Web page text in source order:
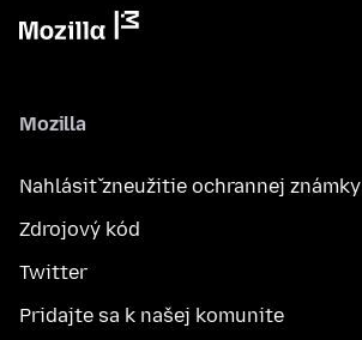
Mozilla
Nahlásiť zneužitie ochrannej známky
Zdrojový kód
Twitter
Pridajte sa k našej komunite